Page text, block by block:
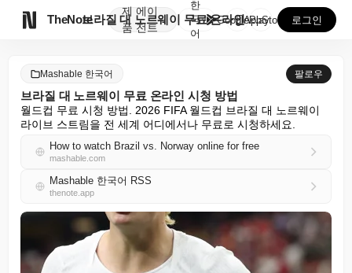
TheNote
제
품
에이
전트
브라질 대 노르웨이 무료 온라인 시청 방법
한
국
어
GooglePlay
AppStore 로그인
Mashable 한국어 팔로우
브라질 대 노르웨이 무료 온라인 시청 방법
월드컵 무료 시청 방법. 2026 FIFA 월드컵 브라질 대 노르웨이
라이브 스트림을 전 세계 어디에서나 무료로 시청하세요.
How to watch Brazil vs. Norway online for free
mashable.com
Mashable 한국어 RSS
thenote.app